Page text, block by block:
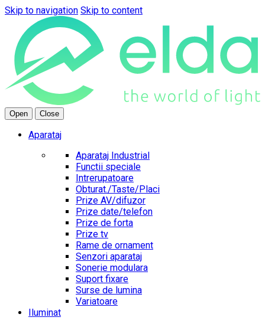
Skip to navigation Skip to content
Open Close
Aparataj
Aparataj Industrial
Functii speciale
Intrerupatoare
Obturat./Taste/Placi
Prize AV/difuzor
Prize date/telefon
Prize de forta
Prize tv
Rame de ornament
Senzori aparataj
Sonerie modulara
Suport fixare
Surse de lumina
Variatoare
Iluminat